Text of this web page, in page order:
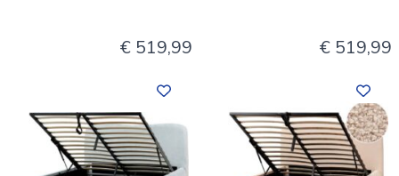
€ 519,99 € 519,99